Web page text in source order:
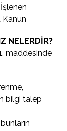
Kanun
NELERDİR?
maddesinde
bilgi talep